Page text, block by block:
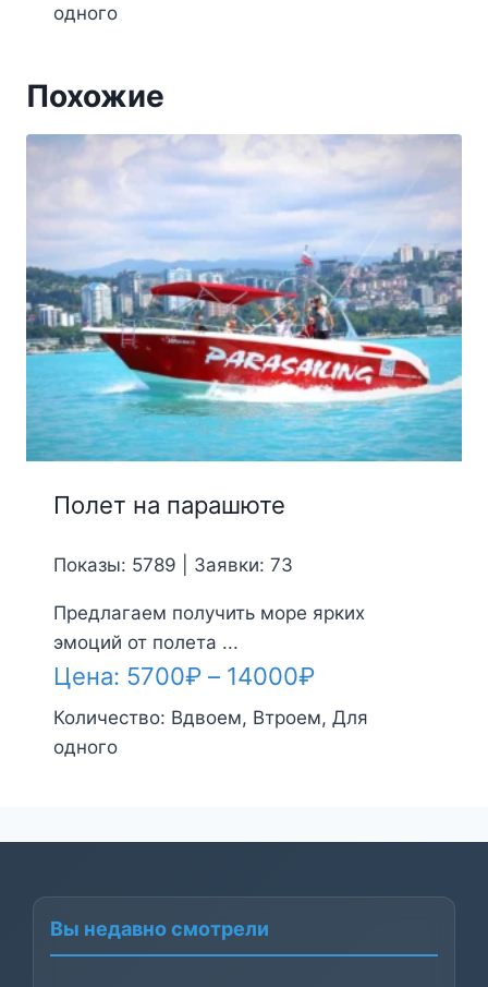
одного
Похожие
Полет на парашюте
Показы: 5789 | Заявки: 73
Предлагаем получить море ярких
эмоций от полета ...
Цена: 5700₽ – 14000₽Диапазон
цен:
Количество: Вдвоем, Втроем, Для
одного
Вы недавно смотрели